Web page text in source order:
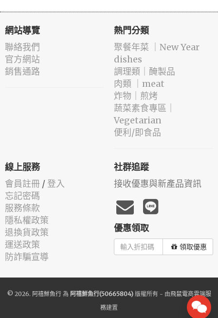
網站導覽
聯絡我們
官方網站
銷售通路
熱門分類
️聚餐年菜 ｜New Year
dishes
️調理類｜醃製品
肉類 ｜meat
️炸物｜煎烤
蔬菜素食專區｜
Vegetarian
便利/即食品
線上服務
會員註冊 / 登入
忘記密碼
服務條款
隱私權政策
退換貨政策
運送政策
防詐騙宣導
社群追蹤
接收優惠與新產品資訊
優惠領取
領取優惠
© 2026. 阿禧鮮魚行為 阿禧鮮魚行(50665804)版權所有 - 由飛鼠電商雲端服
務建置